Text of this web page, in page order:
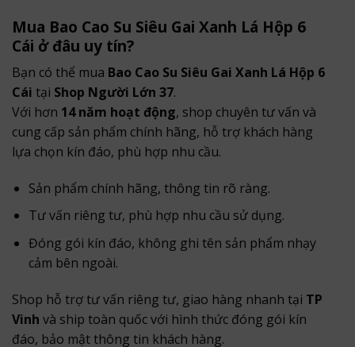
Mua Bao Cao Su Siêu Gai Xanh Lá Hộp 6
Cái ở đâu uy tín?
Bạn có thể mua Bao Cao Su Siêu Gai Xanh Lá Hộp 6
Cái tại Shop Người Lớn 37.
Với hơn 14 năm hoạt động, shop chuyên tư vấn và
cung cấp sản phẩm chính hãng, hỗ trợ khách hàng
lựa chọn kín đáo, phù hợp nhu cầu.
Sản phẩm chính hãng, thông tin rõ ràng.
Tư vấn riêng tư, phù hợp nhu cầu sử dụng.
Đóng gói kín đáo, không ghi tên sản phẩm nhạy
cảm bên ngoài.
Shop hỗ trợ tư vấn riêng tư, giao hàng nhanh tại TP
Vinh và ship toàn quốc với hình thức đóng gói kín
đáo, bảo mật thông tin khách hàng.